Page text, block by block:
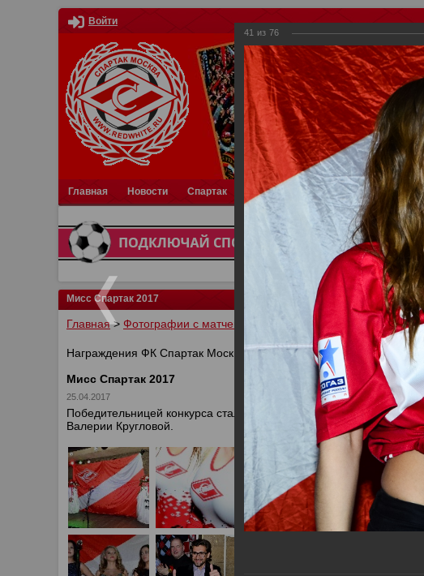
Войти
Главная Новости Спартак Турниры Фотки Отчеты
Мисс Спартак 2017
Главная> Фотографии с матчей Спартака, Сборной Росиии>
Награждения ФК Спартак Москва
Мисс Спартак 2017
25.04.2017
Победительницей конкурса стала Яна Бондарчук. Вице-мисс
Валерии Кругловой.
41 из 76